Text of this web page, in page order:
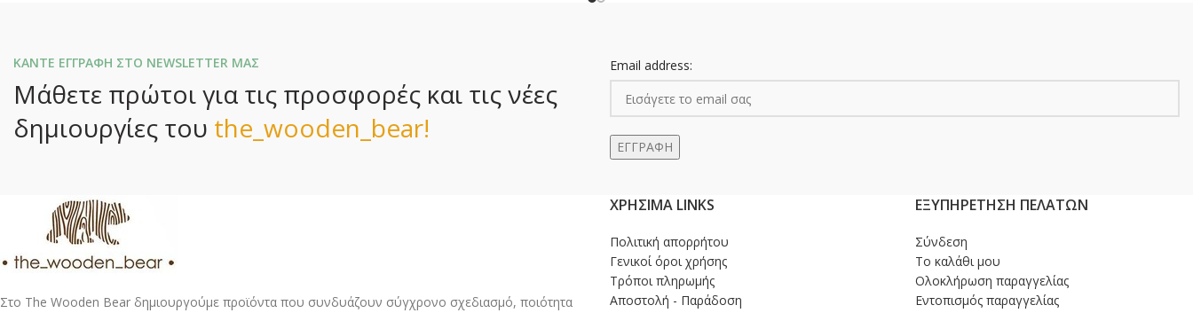
ΚΑΝΤΕ ΕΓΓΡΑΦΗ ΣΤΟ NEWSLETTER ΜΑΣ
Μάθετε πρώτοι για τις προσφορές και τις νέες
δημιουργίες του the_wooden_bear!
Email address:
Στο The Wooden Bear δημιουργούμε προϊόντα που συνδυάζουν σύγχρονο σχεδιασμό, ποιότητα
ΧΡΉΣΙΜΑ LINKS
Πολιτική απορρήτου
Γενικοί όροι χρήσης
Τρόποι πληρωμής
Αποστολή - Παράδοση
ΕΞΥΠΗΡΕΤΗΣΗ ΠΕΛΑΤΩΝ
Σύνδεση
Το καλάθι μου
Ολοκλήρωση παραγγελίας
Εντοπισμός παραγγελίας